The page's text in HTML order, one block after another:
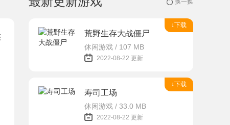
换一换
↓下载
荒野生存大战僵尸
休闲游戏 / 107 MB
2022-08-22 更新
↓下载
寿司工场
休闲游戏 / 33.0 MB
2022-08-22 更新